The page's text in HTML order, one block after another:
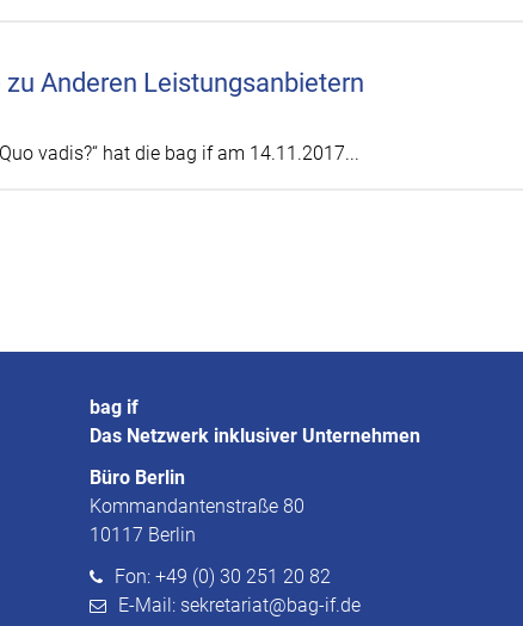
Anderen Leistungsanbietern
vadis?“ hat die bag if am 14.11.2017...
bag if
Das Netzwerk inklusiver Unternehmen
Büro Berlin
Kommandantenstraße 80
10117 Berlin
Fon: +49 (0) 30 251 20 82
E-Mail: sekretariat@bag-if.de